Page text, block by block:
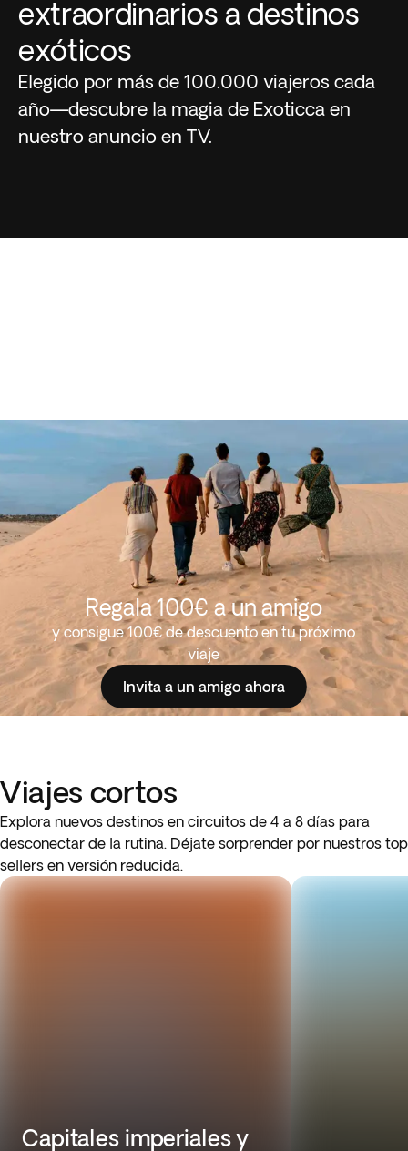
extraordinarios a destinos
exóticos
Elegido por más de 100.000 viajeros cada
año—descubre la magia de Exoticca en
nuestro anuncio en TV.
Regala 100€ a un amigo
y consigue 100€ de descuento en tu próximo
viaje
Invita a un amigo ahora
Viajes cortos
Explora nuevos destinos en circuitos de 4 a 8 días para
desconectar de la rutina. Déjate sorprender por nuestros top
sellers en versión reducida.
Capitales imperiales y